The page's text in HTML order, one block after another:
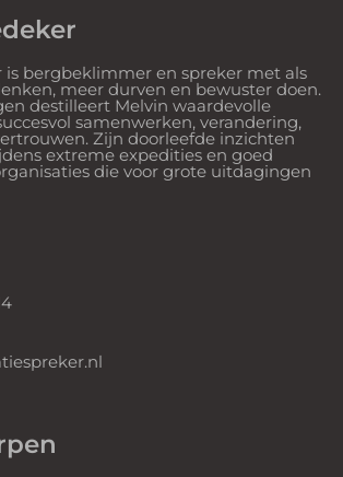
is bergbeklimmer en spreker met als
meer durven en bewuster doen.
destilleert Melvin waardevolle
samenwerken, verandering,
Zijn doorleefde inzichten
extreme expedities en goed
die voor grote uitdagingen